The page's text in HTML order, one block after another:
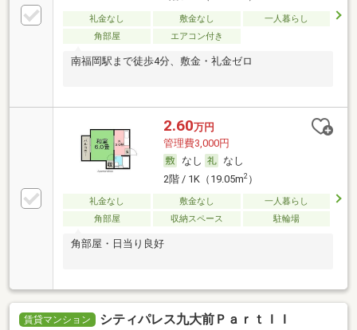
礼金なし 敷金なし
一人暮らし
角部屋
エアコン付き
南福岡駅まで徒歩4分、敷金・礼金ゼロ
2.60万円
管理費3,000円
なし
なし
2階 / 1K（19.05m2）
礼金なし 敷金なし
一人暮らし
角部屋
収納スペース 駐輪場
角部屋・日当り良好
賃貸マンション シティパレス九大前ＰａｒｔＩＩ